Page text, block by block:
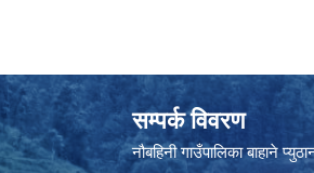
सम्पर्क विवरण
नौबहिनी गाउँपालिका बाहाने